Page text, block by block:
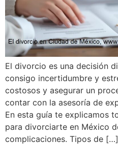
El divorcio es una decisión
consigo incertidumbre y
costosos y asegurar un
contar con la asesoría de
En esta guía te explicamos
para divorciarte en México
complicaciones. Tipos de […]